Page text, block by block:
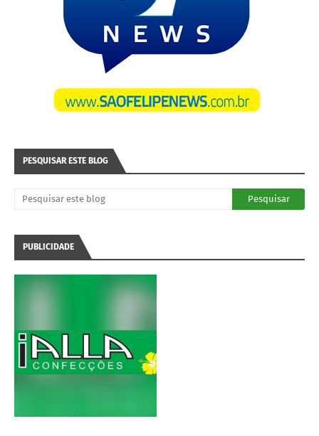
PESQUISAR ESTE BLOG
PUBLICIDADE